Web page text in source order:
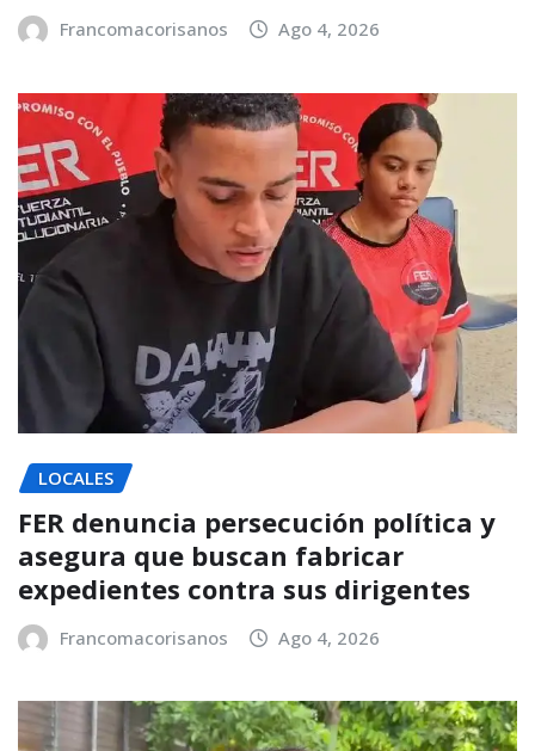
Francomacorisanos Ago 4, 2026
LOCALES
FER denuncia persecución política y
asegura que buscan fabricar
expedientes contra sus dirigentes
Francomacorisanos Ago 4, 2026